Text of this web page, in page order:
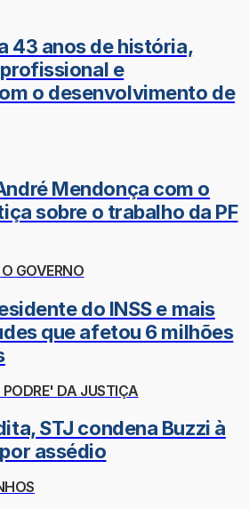
43 anos de história,
e
o desenvolvimento de
Mendonça com o
sobre o trabalho da PF
GOVERNO
do INSS e mais
que afetou 6 milhões
DA JUSTIÇA
STJ condena Buzzi à
assédio